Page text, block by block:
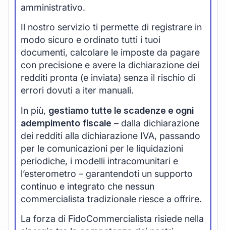
amministrativo.
Il nostro servizio ti permette di registrare in
modo sicuro e ordinato tutti i tuoi
documenti, calcolare le imposte da pagare
con precisione e avere la dichiarazione dei
redditi pronta (e inviata) senza il rischio di
errori dovuti a iter manuali.
In più, gestiamo tutte le scadenze e ogni
adempimento fiscale – dalla dichiarazione
dei redditi alla dichiarazione IVA, passando
per le comunicazioni per le liquidazioni
periodiche, i modelli intracomunitari e
l’esterometro – garantendoti un supporto
continuo e integrato che nessun
commercialista tradizionale riesce a offrire.
La forza di FidoCommercialista risiede nella